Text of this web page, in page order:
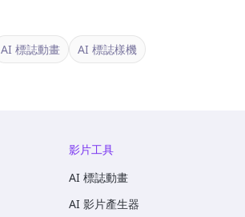
AI 標誌動畫
AI 標誌樣機
影片工具
AI 標誌動畫
AI 影片產生器